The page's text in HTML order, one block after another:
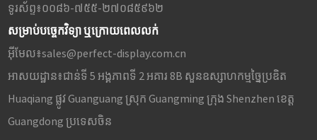
ទូរស័ព្ទ៖០០៨៦-៧៥៥-២៧០៨៥៩៦២
សម្រាប់បច្ចេកវិទ្យា ឬក្រោយពេលលក់
អ៊ីមែល៖sales@perfect-display.com.cn
អាសយដ្ឋាន៖ជាន់ទី 5 អង្គភាពទី 2 អគារ 8B សួនឧស្សាហកម្មច្នៃប្រឌិត
Huaqiang ផ្លូវ Guanguang ស្រុក Guangming ក្រុង Shenzhen ខេត្ត
Guangdong ប្រទេសចិន